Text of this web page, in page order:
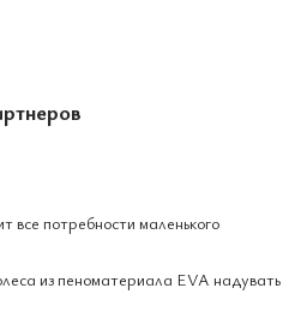
все потребности маленького
из пеноматериала EVA надувать